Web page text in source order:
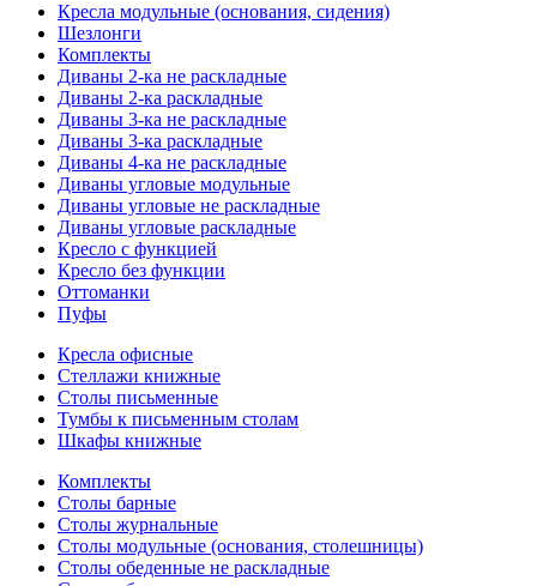
Кресла модульные (основания, сидения)
Шезлонги
Комплекты
Диваны 2-ка не раскладные
Диваны 2-ка раскладные
Диваны 3-ка не раскладные
Диваны 3-ка раскладные
Диваны 4-ка не раскладные
Диваны угловые модульные
Диваны угловые не раскладные
Диваны угловые раскладные
Кресло с функцией
Кресло без функции
Оттоманки
Пуфы
Кресла офисные
Стеллажи книжные
Столы письменные
Тумбы к письменным столам
Шкафы книжные
Комплекты
Столы барные
Столы журнальные
Столы модульные (основания, столешницы)
Столы обеденные не раскладные